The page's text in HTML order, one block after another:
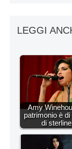
LEGGI
Amy
patrimonio è di
di sterline